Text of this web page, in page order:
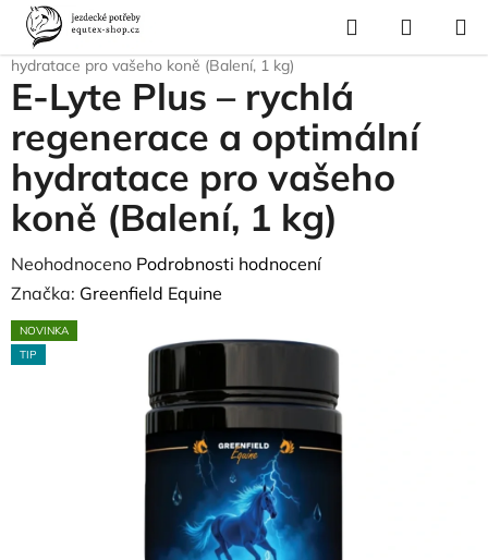
Přejít
obsah
Hledat
KOŠÍK
Domů
Krmivo a vitamíny
hydratace pro vašeho koně (Balení, 1 kg)
E-Lyte Plus – rychlá
regenerace a optimální
hydratace pro vašeho
koně (Balení, 1 kg)
Průměrné
hodnocení
produktu
je
Neohodnoceno Podrobnosti hodnocení
Značka: Greenfield Equine
NOVINKA
TIP